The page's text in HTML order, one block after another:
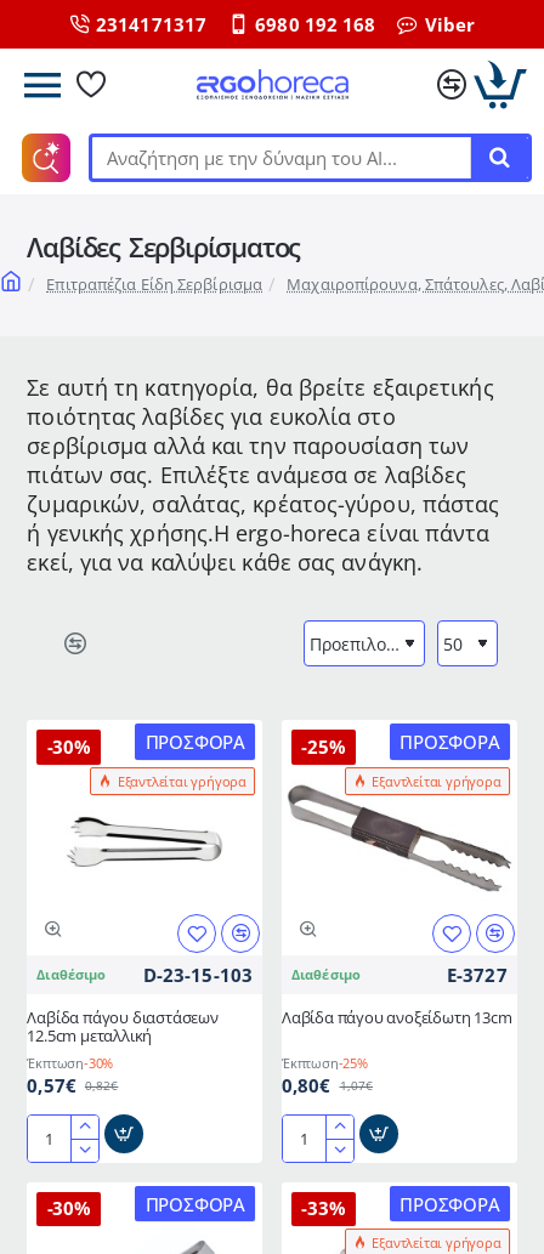
2314171317 6980 192 168 Viber
Αναζήτηση
δύναμη
του
ΑΙ...
Λαβίδες Σερβιρίσματος
homeΕπιτραπέζια Είδη Σερβίρισμα Μαχαιροπίρουνα, Σπάτουλες,
Σε αυτή τη κατηγορία, θα βρείτε εξαιρετικής
ποιότητας λαβίδες για ευκολία στο
σερβίρισμα αλλά και την παρουσίαση των
πιάτων σας. Επιλέξτε ανάμεσα σε λαβίδες
ζυμαρικών, σαλάτας, κρέατος-γύρου, πάστας
ή γενικής χρήσης.Η ergo-horeca είναι πάντα
εκεί, για να καλύψει κάθε σας ανάγκη.
ΠΡΟΣΦΟΡΆ
Εξαντλείται γρήγορα
-30%
Διαθέσιμο D-23-15-103
Λαβίδα πάγου διαστάσεων
12.5cm μεταλλική
Έκπτωση-30%
0,57€ 0,82€
Λαβίδα
διαστάσεων
12.5cm
ΠΡΟΣΦΟΡΆ
Εξαντλείται γρήγορα
-25%
Διαθέσιμο E-3727
Λαβίδα πάγου ανοξείδωτη 13cm
Έκπτωση-25%
0,80€ 1,07€
Λαβίδα
ανοξείδωτη
13cm
ΠΡΟΣΦΟΡΆ
-30% ΠΡΟΣΦΟΡΆ
Εξαντλείται γρήγορα
-33%